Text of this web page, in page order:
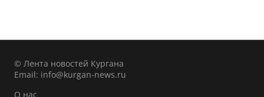
© Лента новостей Кургана
Email: info@kurgan-news.ru
О нас